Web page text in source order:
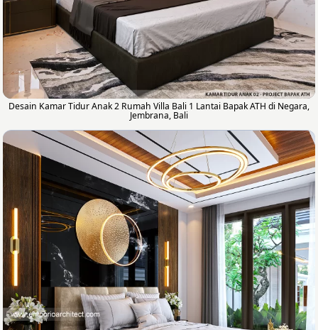
Desain Kamar Tidur Anak 2 Rumah Villa Bali 1 Lantai Bapak ATH di Negara,
Jembrana, Bali